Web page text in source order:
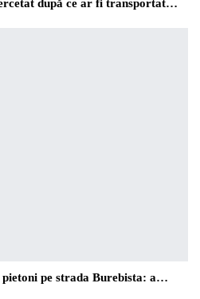
după ce ar fi transportat…
pe strada Burebista: a…